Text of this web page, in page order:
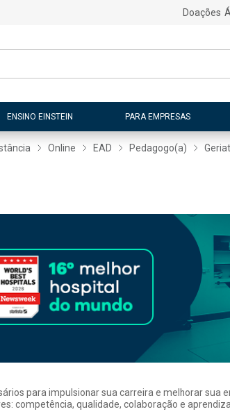
Doações
ENSINO EINSTEIN PARA EMPRESAS
Online EAD Pedagogo(a)
para impulsionar sua carreira e melhorar
competência, qualidade, colaboração e